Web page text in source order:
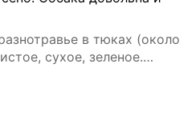
в тюках (около
сухое, зеленое.
для собак.